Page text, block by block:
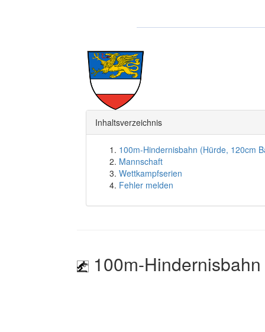
Inhaltsverzeichnis
100m-Hindernisbahn (Hürde, 120cm
Mannschaft
Wettkampfserien
Fehler melden
100m-